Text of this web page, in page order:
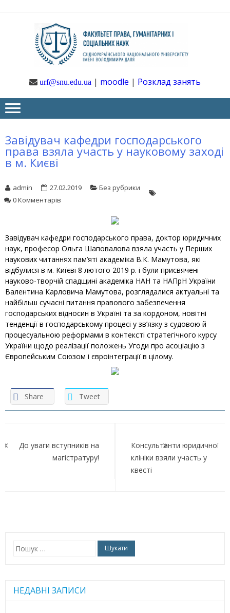
navigation
І
urf@snu.edu.ua | moodle | Розклад занять
Завідувач кафедри господарського
права взяла участь у науковому заході
в м. Києві
admin 27.02.2019
Без рубрики
0 Комментарів
Завідувач кафедри господарського права, доктор юридичних
наук, професор Ольга Шаповалова взяла участь у Перших
наукових читаннях пам’яті академіка В.К. Мамутова, які
відбулися в м. Киїєві 8 лютого 2019 р. і були присвячені
науково-творчій спадщині академіка НАН та НАПрН України
Валентина Карловича Мамутова, розглядалися актуальні та
найбільш сучасні питання правового забезпечення
господарських відносин в Україні та за кордоном, новітні
тенденції в господарському процесі у зв’язку з судовою й
процесуальною реформами в контексті стратегічного курсу
України щодо реалізації положень Угоди про асоціацію з
Європейським Союзом і євроінтеграції в цілому.
Share Tweet
записів
До уваги вступників на
магістратуру!
Консультанти юридичної
клініки взяли участь у
квесті
Пошук:
НЕДАВНІ ЗАПИСИ